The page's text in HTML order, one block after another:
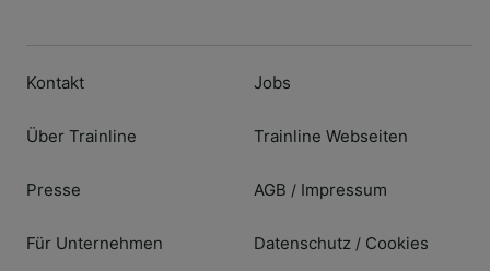
Kontakt
Über Trainline
Presse
Für Unternehmen
Jobs
Trainline Webseiten
AGB / Impressum
Datenschutz / Cookies